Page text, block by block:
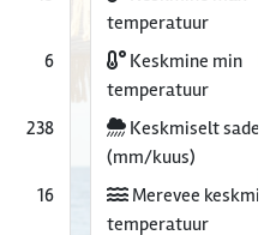
6
238
16
temperatuur
Keskmine min
temperatuur
Keskmiselt
(mm/kuus)
Merevee
temperatuur